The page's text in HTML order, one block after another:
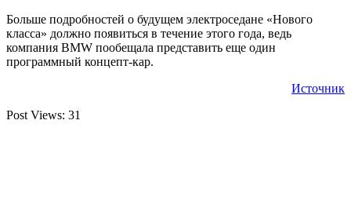
Больше подробностей о будущем электроседане «Нового
класса» должно появиться в течение этого года, ведь
компания BMW пообещала представить еще один
программный концепт-кар.
Источник
Post Views: 31